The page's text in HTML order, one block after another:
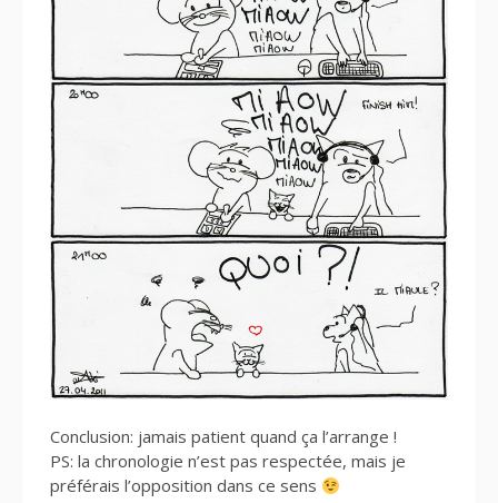
Conclusion: jamais patient quand ça l’arrange !
PS: la chronologie n’est pas respectée, mais je
préférais l’opposition dans ce sens